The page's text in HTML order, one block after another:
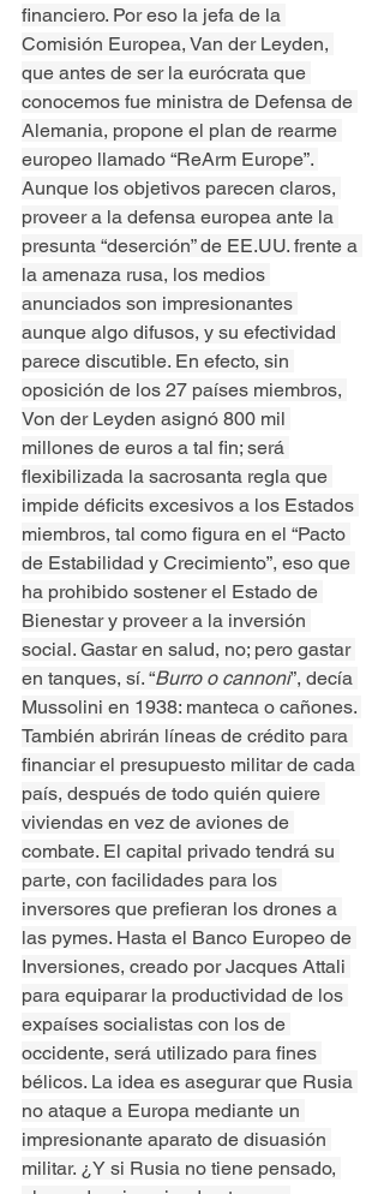
financiero. Por eso la jefa de la
Comisión Europea, Van der Leyden,
que antes de ser la eurócrata que
conocemos fue ministra de Defensa de
Alemania, propone el plan de rearme
europeo llamado “ReArm Europe”.
Aunque los objetivos parecen claros,
proveer a la defensa europea ante la
presunta “deserción” de EE.UU. frente a
la amenaza rusa, los medios
anunciados son impresionantes
aunque algo difusos, y su efectividad
parece discutible. En efecto, sin
oposición de los 27 países miembros,
Von der Leyden asignó 800 mil
millones de euros a tal fin; será
flexibilizada la sacrosanta regla que
impide déficits excesivos a los Estados
miembros, tal como figura en el “Pacto
de Estabilidad y Crecimiento”, eso que
ha prohibido sostener el Estado de
Bienestar y proveer a la inversión
social. Gastar en salud, no; pero gastar
en tanques, sí. “Burro o cannoni”, decía
Mussolini en 1938: manteca o cañones.
También abrirán líneas de crédito para
financiar el presupuesto militar de cada
país, después de todo quién quiere
viviendas en vez de aviones de
combate. El capital privado tendrá su
parte, con facilidades para los
inversores que prefieran los drones a
las pymes. Hasta el Banco Europeo de
Inversiones, creado por Jacques Attali
para equiparar la productividad de los
expaíses socialistas con los de
occidente, será utilizado para fines
bélicos. La idea es asegurar que Rusia
no ataque a Europa mediante un
impresionante aparato de disuasión
militar. ¿Y si Rusia no tiene pensado,